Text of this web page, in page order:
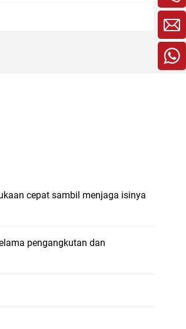
cepat sambil menjaga isinya
pengangkutan dan